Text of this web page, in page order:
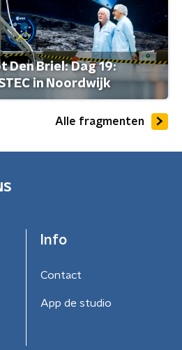
Den Briel: Dag 19:
in Noordwijk
Alle fragmenten
Info
Contact
App de studio